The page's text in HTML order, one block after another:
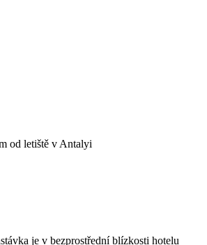
od letiště v Antalyi
je v bezprostřední blízkosti hotelu